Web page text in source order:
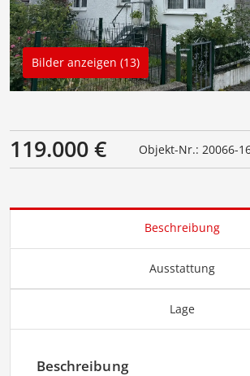
Bilder anzeigen (13)
119.000 € Objekt-Nr.: 20066-
Beschreibung
Ausstattung
Lage
Beschreibung